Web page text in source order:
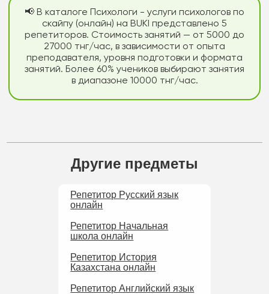
📢 В каталоге Психологи - услуги психологов по
скайпу (онлайн) на BUKI представлено 5
репетиторов. Стоимость занятий — от 5000 до
27000 тнг/час, в зависимости от опыта
преподавателя, уровня подготовки и формата
занятий. Более 60% учеников выбирают занятия
в диапазоне 10000 тнг/час.
Другие предметы
Репетитор Русский язык
онлайн
Репетитор Начальная
школа онлайн
Репетитор История
Казахстана онлайн
Репетитор Английский язык